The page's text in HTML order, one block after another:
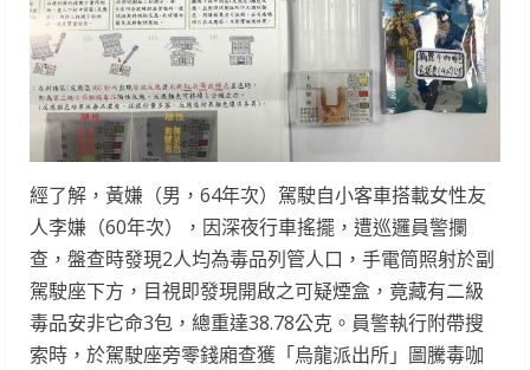
經了解，黃嫌（男，64年次）駕駛自小客車搭載女性友
人李嫌（60年次），因深夜行車搖擺，遭巡邏員警攔
查，盤查時發現2人均為毒品列管人口，手電筒照射於副
駕駛座下方，目視即發現開啟之可疑煙盒，竟藏有二級
毒品安非它命3包，總重達38.78公克。員警執行附帶搜
索時，於駕駛座旁零錢廂查獲「烏龍派出所」圖騰毒咖